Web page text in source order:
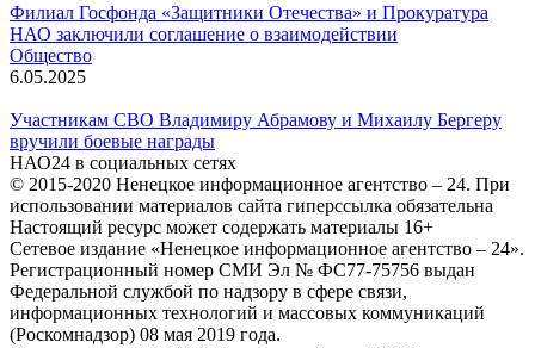
Филиал Госфонда «Защитники Отечества» и Прокуратура
НАО заключили соглашение о взаимодействии
Общество
6.05.2025
Участникам СВО Владимиру Абрамову и Михаилу Бергеру
вручили боевые награды
НАО24 в социальных сетях
© 2015-2020 Ненецкое информационное агентство – 24. При
использовании материалов сайта гиперссылка обязательна
Настоящий ресурс может содержать материалы 16+
Сетевое издание «Ненецкое информационное агентство – 24».
Регистрационный номер СМИ Эл № ФС77-75756 выдан
Федеральной службой по надзору в сфере связи,
информационных технологий и массовых коммуникаций
(Роскомнадзор) 08 мая 2019 года.